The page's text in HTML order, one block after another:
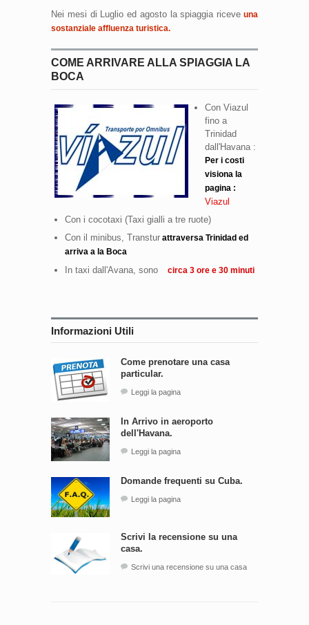
Nei mesi di Luglio ed agosto la spiaggia riceve una
sostanziale affluenza turistica.
COME ARRIVARE ALLA SPIAGGIA LA
BOCA
Con Viazul
fino a
Trinidad
dall'Havana :
Per i costi
visiona la
pagina :
Viazul
Con i cocotaxi (Taxi gialli a tre ruote)
Con il minibus, Transtur attraversa Trinidad ed
arriva a la Boca
In taxi dall'Avana, sono circa 3 ore e 30 minuti
Informazioni Utili
Come prenotare una casa
particular.
Leggi la pagina
In Arrivo in aeroporto
dell'Havana.
Leggi la pagina
Domande frequenti su Cuba.
Leggi la pagina
Scrivi la recensione su una
casa.
Scrivi una recensione su una casa